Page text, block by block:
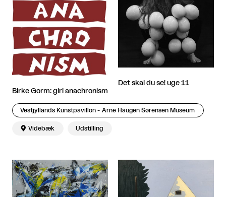
Birke Gorm: girl anachronism
Vestjyllands Kunstpavillon - Arne Haugen Sørensen Museum
 Videbæk Udstilling
Det skal du se! uge 11